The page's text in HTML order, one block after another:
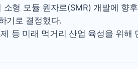
형 모듈 원자로(SMR) 개발에 향
기로 결정했다.
등 미래 먹거리 산업 육성을 위해